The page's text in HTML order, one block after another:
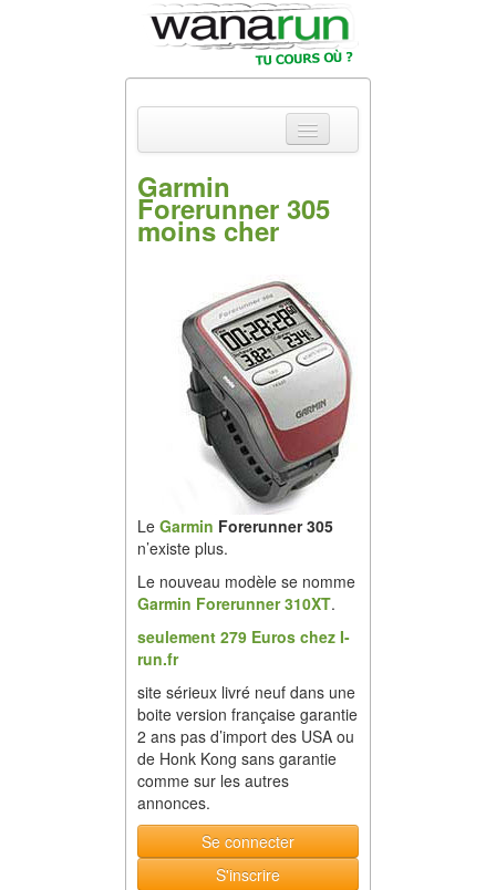
Actualités
Parcours &
Courses
Outils & Réseaux
Garmin
Forerunner 305
moins cher
Le Garmin Forerunner 305
n’existe plus.
Le nouveau modèle se nomme
Garmin Forerunner 310XT.
seulement 279 Euros chez I-
run.fr
site sérieux livré neuf dans une
boite version française garantie
2 ans pas d’import des USA ou
de Honk Kong sans garantie
comme sur les autres
annonces.
Se connecter
S'inscrire